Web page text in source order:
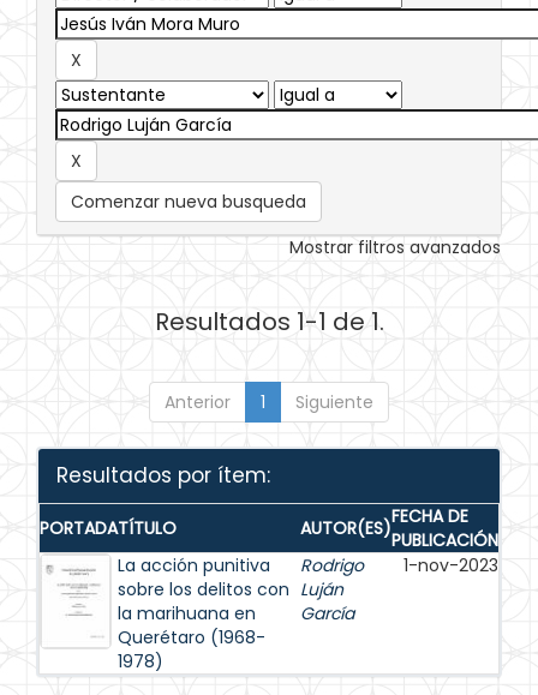
Comenzar nueva busqueda
Mostrar filtros avanzados
Resultados 1-1 de 1.
Anterior 1 Siguiente
Resultados por ítem:
PORTADATÍTULO AUTOR(ES)FECHA DE
PUBLICACIÓN
La acción punitiva
sobre los delitos con
la marihuana en
Querétaro (1968-
1978)
Rodrigo
Luján
García
1-nov-2023